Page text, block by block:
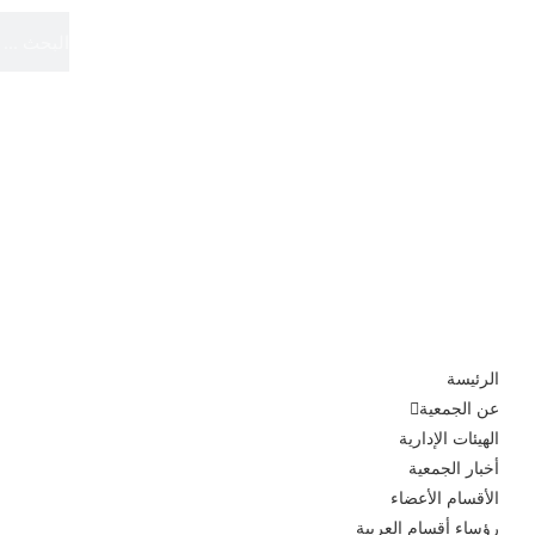
الرئيسة
عن الجمعية
الهيئات الإدارية
أخبار الجمعية
الأقسام الأعضاء
رؤساء أقسام العربية